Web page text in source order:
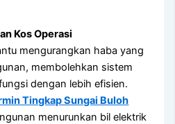
Kos Operasi
mengurangkan haba yang
membolehkan sistem
dengan lebih efisien.
Tingkap Sungai Buloh
menurunkan bil elektrik